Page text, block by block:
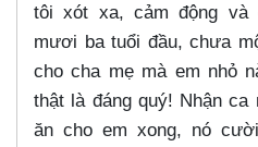
tôi xót xa, cảm động và
mươi ba tuổi đầu, chưa
cho cha mẹ mà em nhỏ
thật là đáng quý! Nhận
ăn cho em xong, nó